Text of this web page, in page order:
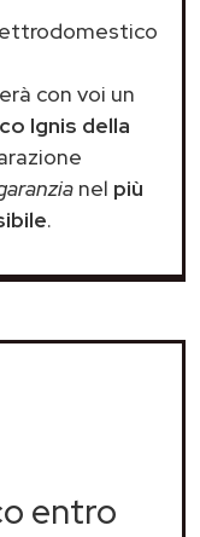
con voi un
Ignis della
nel più
.
entro